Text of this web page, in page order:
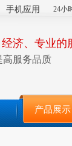
手机应用 24小
济、专业的
高服务品质
产品展示